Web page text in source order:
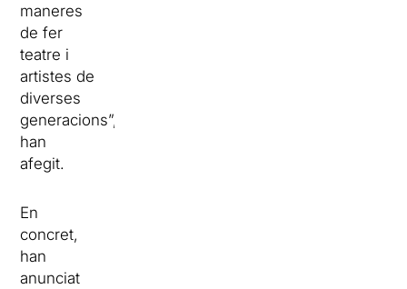
maneres
de fer
teatre i
artistes de
diverses
generacions”,
han
afegit.
En
concret,
han
anunciat